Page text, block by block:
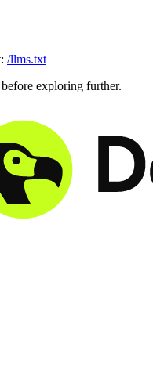
/llms.txt
exploring further.